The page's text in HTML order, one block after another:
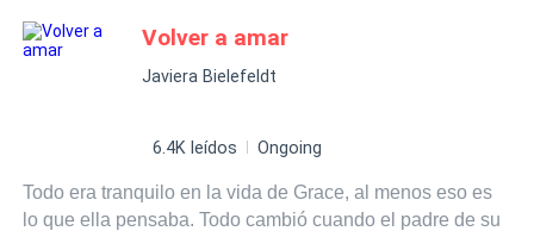
Volver a amar
Javiera Bielefeldt
6.4K leídos Ongoing
Todo era tranquilo en la vida de Grace, al menos eso es
lo que ella pensaba. Todo cambió cuando el padre de su